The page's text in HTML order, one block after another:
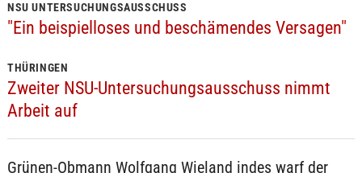
NSU UNTERSUCHUNGSAUSSCHUSS
"Ein beispielloses und beschämendes Versagen"
THÜRINGEN
Zweiter NSU-Untersuchungsausschuss nimmt
Arbeit auf
Grünen-Obmann Wolfgang Wieland indes warf der